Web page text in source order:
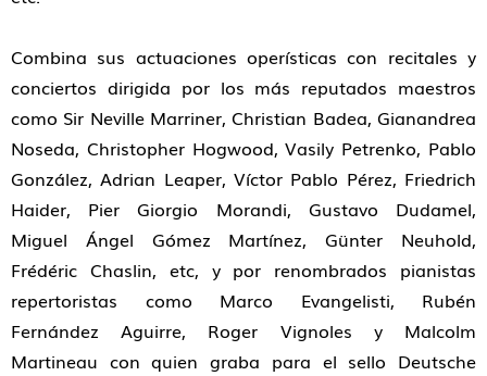
Combina sus actuaciones operísticas con recitales y
conciertos dirigida por los más reputados maestros
como Sir Neville Marriner, Christian Badea, Gianandrea
Noseda, Christopher Hogwood, Vasily Petrenko, Pablo
González, Adrian Leaper, Víctor Pablo Pérez, Friedrich
Haider, Pier Giorgio Morandi, Gustavo Dudamel,
Miguel Ángel Gómez Martínez, Günter Neuhold,
Frédéric Chaslin, etc, y por renombrados pianistas
repertoristas como Marco Evangelisti, Rubén
Fernández Aguirre, Roger Vignoles y Malcolm
Martineau con quien graba para el sello Deutsche